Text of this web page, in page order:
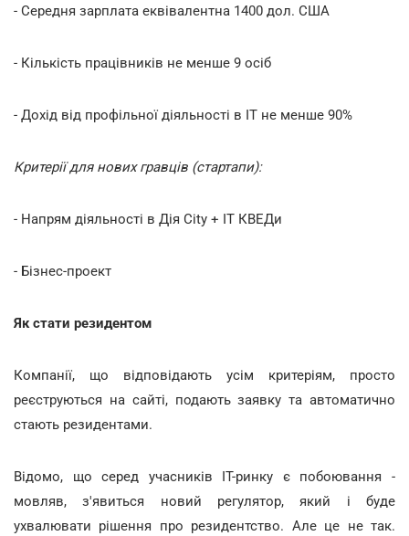
- Середня зарплата еквівалентна 1400 дол. США
- Кількість працівників не менше 9 осіб
- Дохід від профільної діяльності в IT не менше 90%
Критерії для нових гравців (стартапи):
- Напрям діяльності в Дія City + IT КВЕДи
- Бізнес-проект
Як стати резидентом
Компанії, що відповідають усім критеріям, просто
реєструються на сайті, подають заявку та автоматично
стають резидентами.
Відомо, що серед учасників ІТ-ринку є побоювання -
мовляв, з'явиться новий регулятор, який і буде
ухвалювати рішення про резидентство. Але це не так.